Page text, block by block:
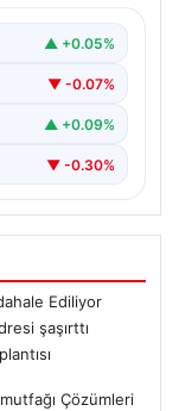
▲ +0.05%
▼ -0.07%
▲ +0.09%
▼ -0.30%
Ediliyor
şaşırttı
Çözümleri